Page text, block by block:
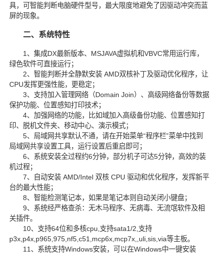
具，可智能判断电脑硬件型号，最大限度地避免了因驱动冲突而蓝
屏的现象。
二、系统特性
1、集成DX最新版本、MSJAVA虚拟机和VBVC常用运行库，
绿色软件可直接运行；
2、智能判断并全静默安装 AMD双核补丁及驱动优化程序，让
CPU发挥更强性能，更稳定；
3、支持加入管理网络（Domain Join）、高级网络备份等数据
保护功能、位置感知打印技术；
4、加强网络的功能，比如域加入高级备份功能、位置感知打
印、脱机文件夹、移动中心、演示模式；
5、局域网共享默认不通，请在开始菜单“程序栏”菜单中找到
局域网共享设置工具，运行设置后重启即可；
6、系统安装全过程约6分钟，部分机子可达5分钟，高效的装
机过程；
7、自动安装 AMD/Intel 双核 CPU 驱动和优化程序，发挥新平
台的最大性能；
8、智能检测笔记本，如果是笔记本则自动关闭小键盘；
9、系统经严格查杀：无木马程序、无病毒、无流氓软件及相
关插件。
10、支持64位和多核cpu,支持sata1/2,支持
p3x,p4x,p965,975,nf5,c51,mcp6x,mcp7x,,uli,sis,via等主板。
11、系统支持Windows安装，可以在Windows中一键安装